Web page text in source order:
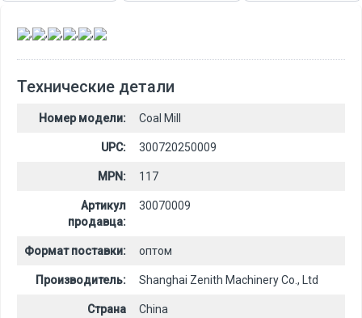
, , , , ,
Технические детали
Номер модели: Coal Mill
UPC: 300720250009
MPN: 117
Артикул
продавца:
30070009
Формат поставки: оптом
Производитель: Shanghai Zenith Machinery Co., Ltd
Страна
China